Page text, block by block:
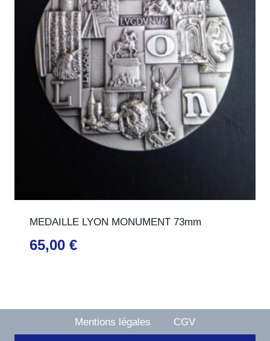
MEDAILLE LYON MONUMENT 73mm
65,00 €
Mentions légales CGV